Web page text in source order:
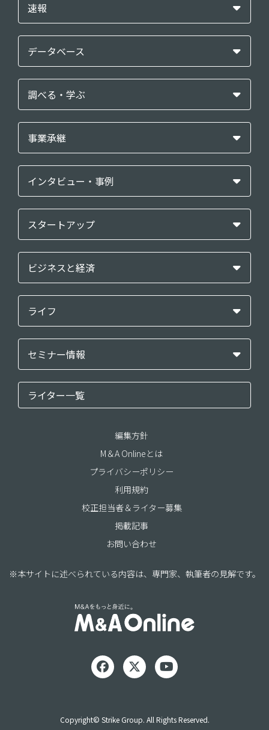
速報
データベース
調べる・学ぶ
事業承継
インタビュー・事例
スタートアップ
ビジネスと経済
ライフ
セミナー情報
ライター一覧
編集方針
M＆A Onlineとは
プライバシーポリシー
利用規約
校正担当者＆ライター募集
掲載記事
お問い合わせ
※本サイトに述べられている内容は、専門家、執筆者の見解です。
Copyright© Strike Group. All Rights Reserved.